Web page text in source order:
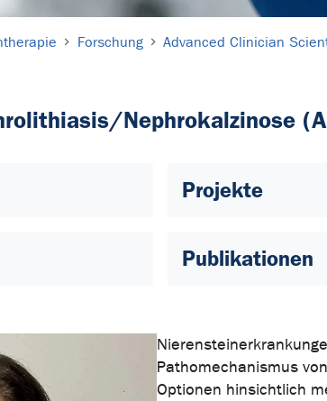
Forschung Advanced Clinician
Nephrokalzinose
Projekte
Publikationen
Pathomechanismus
Optionen hinsichtlich